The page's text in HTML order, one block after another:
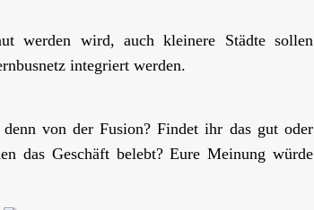
werden wird, auch kleinere Städte sollen
integriert werden.
von der Fusion? Findet ihr das gut oder
das Geschäft belebt? Eure Meinung würde